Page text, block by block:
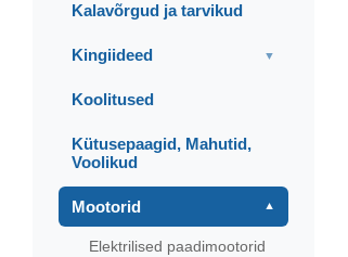
Kalavõrgud ja tarvikud
Kingiideed ▼
Koolitused
Kütusepaagid, Mahutid,
Voolikud
Mootorid ▼
Elektrilised paadimootorid